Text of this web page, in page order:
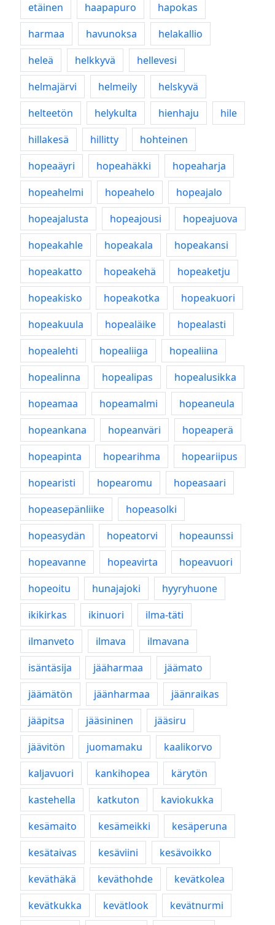
etäinen
haapapuro
hapokas
harmaa
havunoksa
helakallio
heleä
helkkyvä
hellevesi
helmajärvi
helmeily
helskyvä
helteetön
helykulta hienhaju
hile
hillakesä
hillitty
hohteinen
hopeaäyri
hopeahäkki
hopeaharja
hopeahelmi
hopeahelo
hopeajalo
hopeajalusta
hopeajousi
hopeajuova
hopeakahle
hopeakala
hopeakansi
hopeakatto
hopeakehä
hopeaketju
hopeakisko
hopeakotka
hopeakuori
hopeakuula
hopealäike
hopealasti
hopealehti
hopealiiga
hopealiina
hopealinna
hopealipas
hopealusikka
hopeamaa
hopeamalmi
hopeaneula
hopeankana
hopeanväri
hopeaperä
hopeapinta
hopearihma
hopeariipus
hopearisti
hopearomu
hopeasaari
hopeasepänliike
hopeasolki
hopeasydän
hopeatorvi
hopeaunssi
hopeavanne
hopeavirta
hopeavuori
hopeoitu
hunajajoki
hyyryhuone
ikikirkas
ikinuori
ilma-täti
ilmanveto
ilmava
ilmavana
isäntäsija
jääharmaa
jäämato
jäämätön
jäänharmaa
jäänraikas
jääpitsa
jääsininen
jääsiru
jäävitön
juomamaku
kaalikorvo
kaljavuori
kankihopea
kärytön
kastehella
katkuton
kaviokukka
kesämaito
kesämeikki
kesäperuna
kesätaivas
kesäviini
kesävoikko
keväthäkä
keväthohde
kevätkolea
kevätkukka
kevätlook kevätnurmi